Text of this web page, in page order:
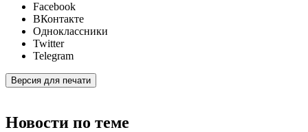
Facebook
ВКонтакте
Одноклассники
Twitter
Telegram
Версия для печати
Новости по теме